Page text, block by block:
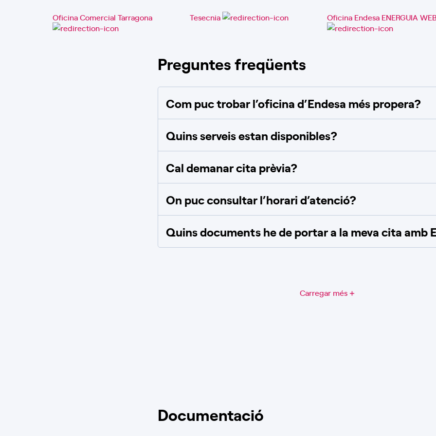
Oficina Comercial Tarragona Tesecnia Oficina Endesa ENERGUIA
Preguntes freqüents
Com puc trobar l’oficina d’Endesa més propera?
Quins serveis estan disponibles?
Cal demanar cita prèvia?
On puc consultar l’horari d’atenció?
Quins documents he de portar a la meva cita amb
Carregar més
Documentació